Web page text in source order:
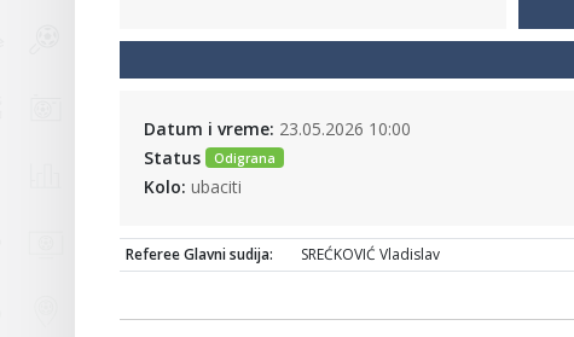
Datum i vreme: 23.05.2026 10:00
Status
Odigrana
Kolo: ubaciti
Referee Glavni sudija: SREĆKOVIĆ Vladislav